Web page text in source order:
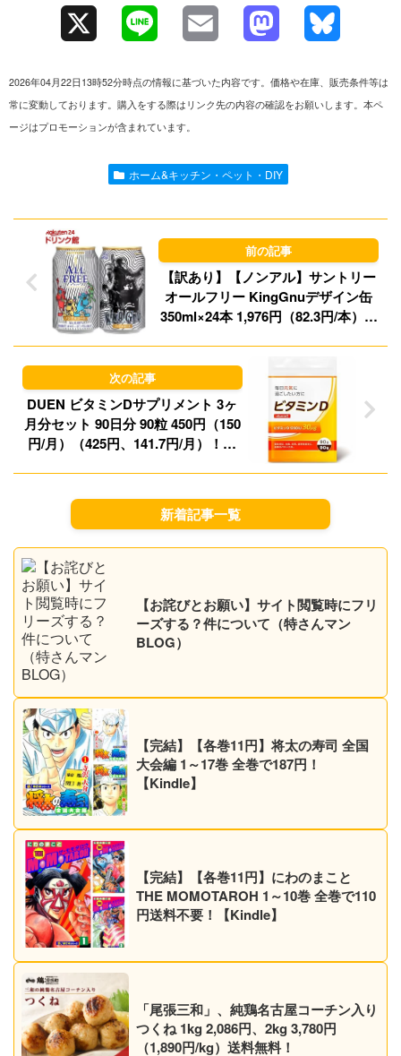
e
l o
o
n
y
2026年04月22日13時52分時点の情報に基づいた内容です。価格や在庫、販売条件等は
常に変動しております。購入をする際はリンク先の内容の確認をお願いします。本ペ
ージはプロモーションが含まれています。
ホーム&キッチン・ペット・DIY
【訳あり】【ノンアル】サントリー
オールフリー KingGnuデザイン缶
350ml×24本 1,976円（82.3円/本）送
DUEN ビタミンDサプリメント 3ヶ
月分セット 90日分 90粒 450円（150
円/月）（425円、141.7円/月）！プ
新着記事一覧
【お詫びとお願い】サイト閲覧時にフリ
ーズする？件について（特さんマン
BLOG）
【完結】【各巻11円】将太の寿司 全国
大会編 1～17巻 全巻で187円！
【Kindle】
【完結】【各巻11円】にわのまこと
THE MOMOTAROH 1～10巻 全巻で110
円送料不要！【Kindle】
「尾張三和」、純鶏名古屋コーチン入り
つくね 1kg 2,086円、2kg 3,780円
（1,890円/kg）送料無料！